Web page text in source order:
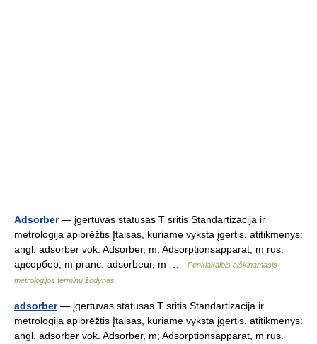
Adsorber— įgertuvas statusas T sritis Standartizacija ir
metrologija apibrėžtis Įtaisas, kuriame vyksta įgertis. atitikmenys:
angl. adsorber vok. Adsorber, m; Adsorptionsapparat, m rus.
адсорбер, m pranc. adsorbeur, m …
Penkiakalbis aiškinamasis
metrologijos terminų žodynas
adsorber— įgertuvas statusas T sritis Standartizacija ir
metrologija apibrėžtis Įtaisas, kuriame vyksta įgertis. atitikmenys:
angl. adsorber vok. Adsorber, m; Adsorptionsapparat, m rus.